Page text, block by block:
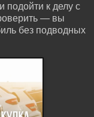
подойти к делу с
— вы
без подводных